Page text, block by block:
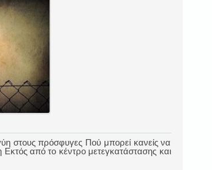
στους πρόσφυγες Πού μπορεί κανείς να
από το κέντρο μετεγκατάστασης και